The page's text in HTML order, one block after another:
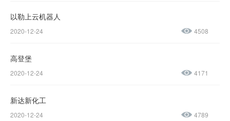
以勒上云机器人
2020-12-24 4508
高登堡
2020-12-24 4171
新达新化工
2020-12-24 4789